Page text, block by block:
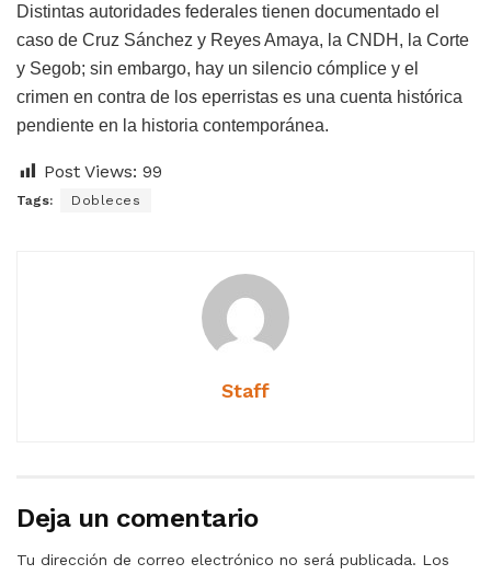
Distintas autoridades federales tienen documentado el
caso de Cruz Sánchez y Reyes Amaya, la CNDH, la Corte
y Segob; sin embargo, hay un silencio cómplice y el
crimen en contra de los eperristas es una cuenta histórica
pendiente en la historia contemporánea.
Post Views: 99
Tags: Dobleces
Staff
Deja un comentario
Tu dirección de correo electrónico no será publicada. Los